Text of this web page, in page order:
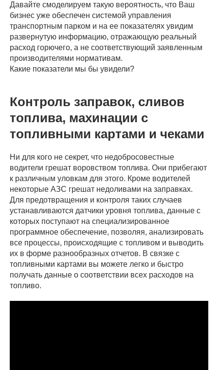
Давайте смоделируем такую вероятность, что Ваш
бизнес уже обеспечен системой управления
транспортным парком и на ее показателях увидим
развернутую информацию, отражающую реальный
расход горючего, а не соответствующий заявленным
производителями нормативам.
Какие показатели мы бы увидели?
Контроль заправок, сливов
топлива, махинации с
топливными картами и чеками
Ни для кого не секрет, что недобросовестные
водители грешат воровством топлива. Они прибегают
к различным уловкам для этого. Кроме водителей
некоторые АЗС грешат недоливами на заправках.
Для предотвращения и контроля таких случаев
устанавливаются датчики уровня топлива, данные с
которых поступают на специализированное
программное обеспечение, позволяя, анализировать
все процессы, происходящие с топливом и выводить
их в форме разнообразных отчетов. В связке с
топливными картами вы можете легко и быстро
получать данные о соответствии всех расходов на
топливо.